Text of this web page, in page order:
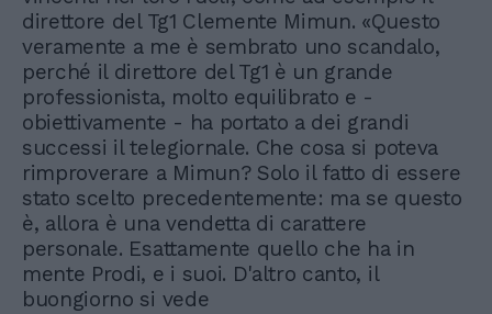
direttore del Tg1 Clemente Mimun. «Questo
veramente a me è sembrato uno scandalo,
perché il direttore del Tg1 è un grande
professionista, molto equilibrato e -
obiettivamente - ha portato a dei grandi
successi il telegiornale. Che cosa si poteva
rimproverare a Mimun? Solo il fatto di essere
stato scelto precedentemente: ma se questo
è, allora è una vendetta di carattere
personale. Esattamente quello che ha in
mente Prodi, e i suoi. D'altro canto, il
buongiorno si vede